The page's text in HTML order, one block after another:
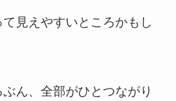
見えやすいところかもし
ん、全部がひとつながり